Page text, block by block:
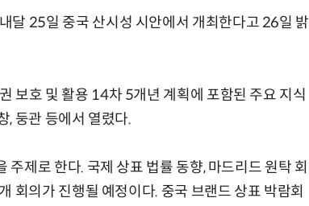
달 25일 중국 산시성 시안에서 개최한다고 26일 밝
보호 및 활용 14차 5개년 계획에 포함된 주요 지식
, 둥관 등에서 열렸다.
제로 한다. 국제 상표 법률 동향, 마드리드 원탁 회
회의가 진행될 예정이다. 중국 브랜드 상표 박람회